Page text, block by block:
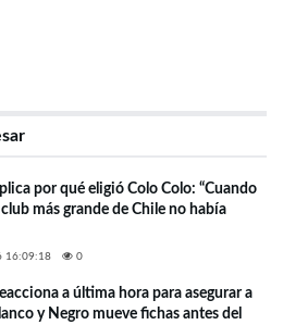
por qué eligió Colo Colo: “Cuando
más grande de Chile no había
16:09:18 0
a última hora para asegurar a
y Negro mueve fichas antes del